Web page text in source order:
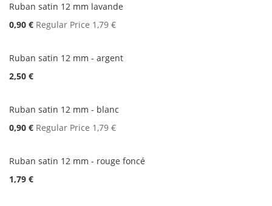
Ruban satin 12 mm lavande
Special
0,90 € Regular Price 1,79 €
Ruban satin 12 mm - argent
2,50 €
Ruban satin 12 mm - blanc
Special
0,90 € Regular Price 1,79 €
Ruban satin 12 mm - rouge foncé
1,79 €